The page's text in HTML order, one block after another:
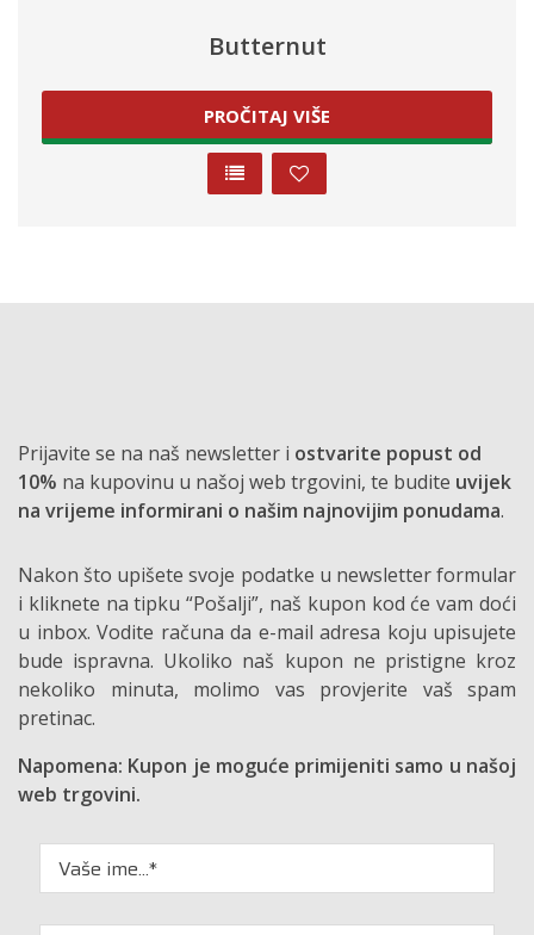
Butternut
PROČITAJ VIŠE
Prijavite se na naš newsletter i ostvarite popust od
10% na kupovinu u našoj web trgovini, te budite uvijek
na vrijeme informirani o našim najnovijim ponudama.
Nakon što upišete svoje podatke u newsletter formular
i kliknete na tipku “Pošalji”, naš kupon kod će vam doći
u inbox. Vodite računa da e-mail adresa koju upisujete
bude ispravna. Ukoliko naš kupon ne pristigne kroz
nekoliko minuta, molimo vas provjerite vaš spam
pretinac.
Napomena: Kupon je moguće primijeniti samo u našoj
web trgovini.